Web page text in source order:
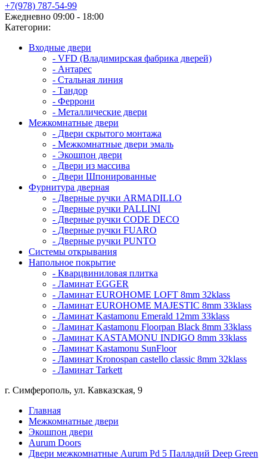
+7(978) 787-54-99
Ежедневно 09:00 - 18:00
Категории:
Входные двери
- VFD (Владимирская фабрика дверей)
- Антарес
- Стальная линия
- Тандор
- Феррони
- Металлические двери
Межкомнатные двери
- Двери скрытого монтажа
- Межкомнатные двери эмаль
- Экошпон двери
- Двери из массива
- Двери Шпонированные
Фурнитура дверная
- Дверные ручки ARMADILLO
- Дверные ручки PALLINI
- Дверные ручки CODE DECO
- Дверные ручки FUARO
- Дверные ручки PUNTO
Системы открывания
Напольное покрытие
- Кварцвиниловая плитка
- Ламинат EGGER
- Ламинат EUROHOME LOFT 8mm 32klass
- Ламинат EUROHOME MAJESTIC 8mm 33klass
- Ламинат Kastamonu Emerald 12mm 33klass
- Ламинат Kastamonu Floorpan Black 8mm 33klass
- Ламинат KASTAMONU INDIGO 8mm 33klass
- Ламинат Kastamonu SunFloor
- Ламинат Kronospan castello classic 8mm 32klass
- Ламинат Tarkett
г. Симферополь, ул. Кавказская, 9
Главная
Межкомнатные двери
Экошпон двери
Aurum Doors
Двери межкомнатные Aurum Pd 5 Палладий Deep Green